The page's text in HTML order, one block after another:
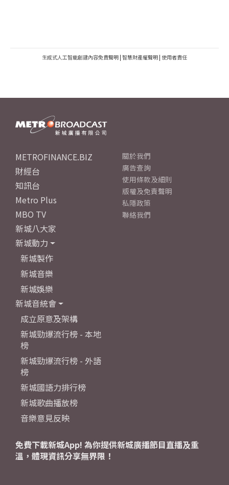
生成式人工智能創建內容免責聲明 | 智慧財產權聲明 | 使用者責任
METROFINANCE.BIZ
財經台
知訊台
Metro Plus
MBO TV
新城八大家
新城動力
新城製作
新城音樂
新城娛樂
新城音統會
成立原意及架構
新城勁爆流行榜 - 本地
榜
新城勁爆流行榜 - 外語
榜
新城國語力排行榜
新城歌曲播放榜
音樂意見反映
關於我們
廣告查詢
使用條款及細則
版權及免責聲明
私隱政策
聯絡我們
免費下載新城App! 為你提供新城廣播節目直播及重
溫，體現資訊分享無界限！